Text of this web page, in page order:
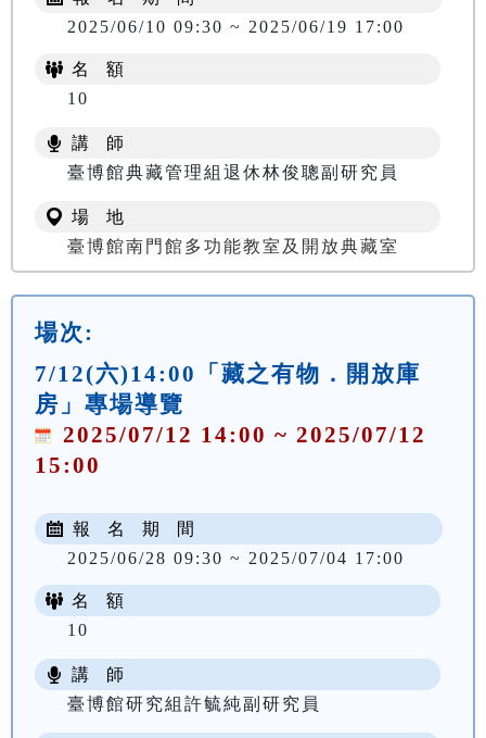
2025/06/10 09:30 ~ 2025/06/19 17:00
名 額
10
講 師
臺博館典藏管理組退休林俊聰副研究員
場 地
臺博館南門館多功能教室及開放典藏室
場次:
7/12(六)14:00「藏之有物．開放庫
房」專場導覽
2025/07/12 14:00 ~ 2025/07/12
15:00
報 名 期 間
2025/06/28 09:30 ~ 2025/07/04 17:00
名 額
10
講 師
臺博館研究組許毓純副研究員